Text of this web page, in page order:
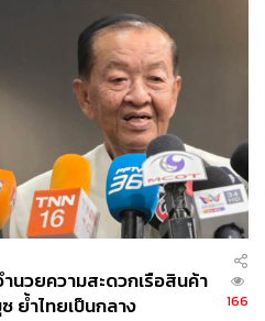
วยความสะดวกเรือสินค้า
ย้ำไทยเป็นกลาง
166